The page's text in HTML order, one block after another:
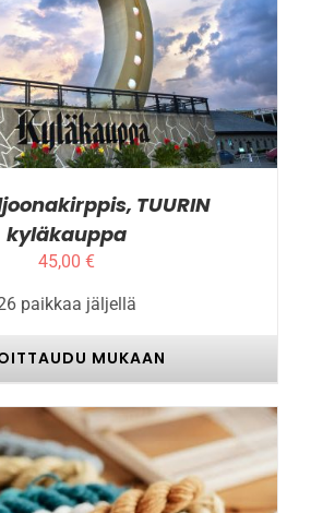
MUKAAN TÄLLÄ
TUOTTEELLA
ON
USEAMPI
MUUNNELMA.
VOIT
TEHDÄ
VALINNAT
SIVULLA.
/ LISÄTIEDOT
TUURIN
kyläkauppa
45,00 €
paikkaa jäljellä
MUKAAN